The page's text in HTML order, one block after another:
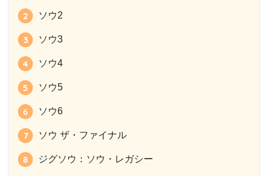
ソウ2
ソウ3
ソウ4
ソウ5
ソウ6
ソウ ザ・ファイナル
ジグソウ：ソウ・レガシー